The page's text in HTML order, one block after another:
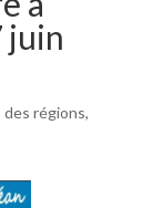
juin
régions,